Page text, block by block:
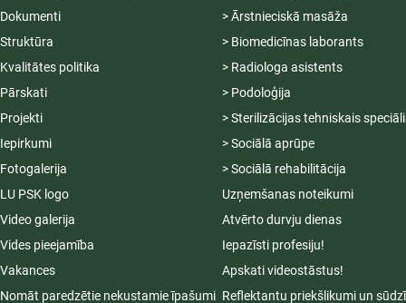
Dokumenti
Struktūra
Kvalitātes politika
Pārskati
Projekti
Iepirkumi
Fotogalerija
LU PSK logo
Video galerija
Vides pieejamība
Vakances
Nomāt paredzētie nekustamie īpašumi
> Ārstnieciskā masāža
> Biomedicīnas laborants
> Radiologa asistents
> Podoloģija
> Sterilizācijas tehniskais
> Sociālā aprūpe
> Sociālā rehabilitācija
Uzņemšanas noteikumi
Atvērto durvju dienas
Iepazīsti profesiju!
Apskati videostāstus!
Reflektantu priekšlikumi un